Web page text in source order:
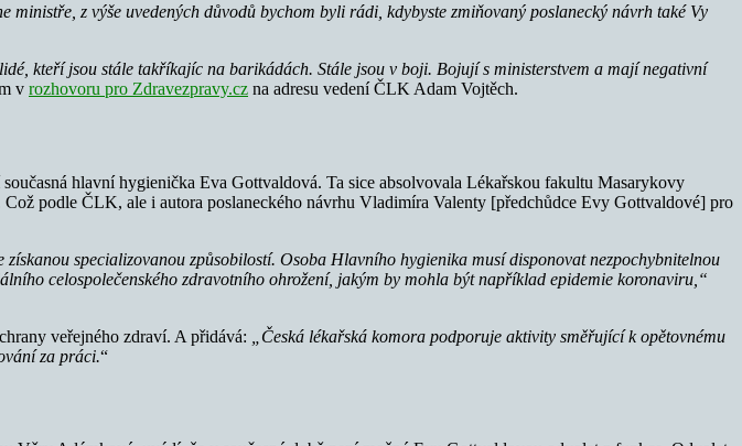
ministře, z výše uvedených důvodů bychom byli rádi, kdybyste zmiňovaný poslanecký návrh také Vy
kteří jsou stále takříkajíc na barikádách. Stále jsou v boji. Bojují s ministerstvem a mají negativní
v rozhovoru pro Zdravezpravy.cz na adresu vedení ČLK Adam Vojtěch.
hlavní hygienička Eva Gottvaldová. Ta sice absolvovala Lékařskou fakultu Masarykovy
podle ČLK, ale i autora poslaneckého návrhu Vladimíra Valenty [předchůdce Evy Gottvaldové] pro
specializovanou způsobilostí. Osoba Hlavního hygienika musí disponovat nezpochybnitelnou
celospolečenského zdravotního ohrožení, jakým by mohla být například epidemie koronaviru,“
veřejného zdraví. A přidává:
„Česká lékařská komora podporuje aktivity směřující k opětovnému
za práci.“